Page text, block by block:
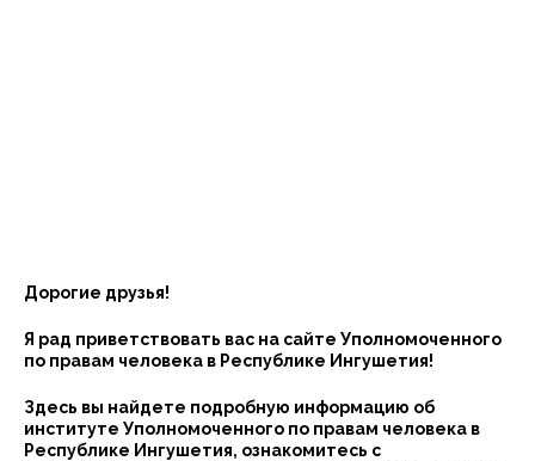
Дорогие друзья!
Я рад приветствовать вас на сайте Уполномоченного
по правам человека в Республике Ингушетия!
Здесь вы найдете подробную информацию об
институте Уполномоченного по правам человека в
Республике Ингушетия, ознакомитесь с